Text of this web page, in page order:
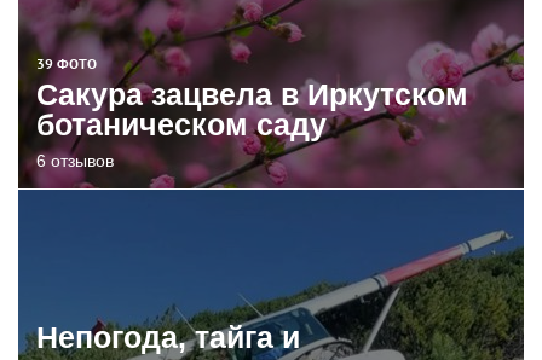
39 ФОТО
Сакура зацвела в Иркутском
ботаническом саду
6 отзывов
Непогода, тайга и